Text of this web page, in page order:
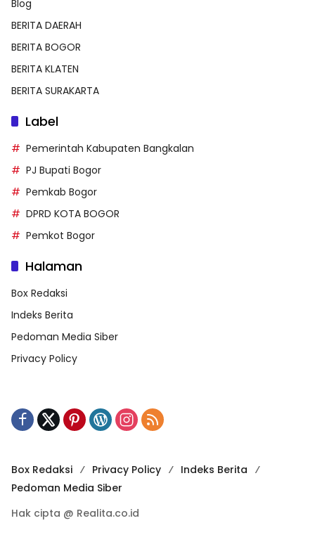
Blog
BERITA DAERAH
BERITA BOGOR
BERITA KLATEN
BERITA SURAKARTA
Label
Pemerintah Kabupaten Bangkalan
PJ Bupati Bogor
Pemkab Bogor
DPRD KOTA BOGOR
Pemkot Bogor
Halaman
Box Redaksi
Indeks Berita
Pedoman Media Siber
Privacy Policy
Box Redaksi Privacy Policy
Indeks Berita
Pedoman Media Siber
Hak cipta @ Realita.co.id